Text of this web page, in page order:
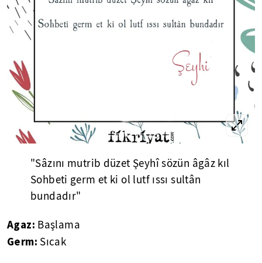
"Sâzını mutrib düzet Şeyhî sözün âgâz kıl
Sohbeti germ et ki ol lutf ıssı sultân
bundadır"
Agaz: Başlama
Germ: Sıcak